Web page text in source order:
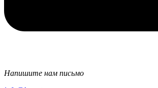
Напишите нам письмо